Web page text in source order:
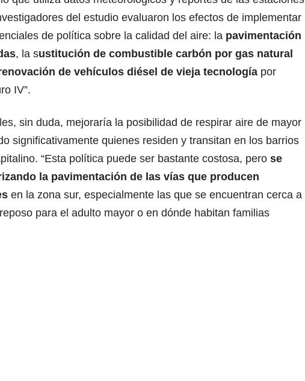
del estudio evaluaron los efectos de implementar
de política sobre la calidad del aire: la pavimentación
, la sustitución de combustible carbón por gas natural
de vehículos diésel de vieja tecnología por
IV”.
sin duda, mejoraría la posibilidad de respirar aire de mayor
significativamente quienes residen y transitan en los barrios
“Esta política puede ser bastante costosa, pero se
la pavimentación de las vías que producen
en la zona sur, especialmente las que se encuentran cerca a
para el adulto mayor o en dónde habitan familias